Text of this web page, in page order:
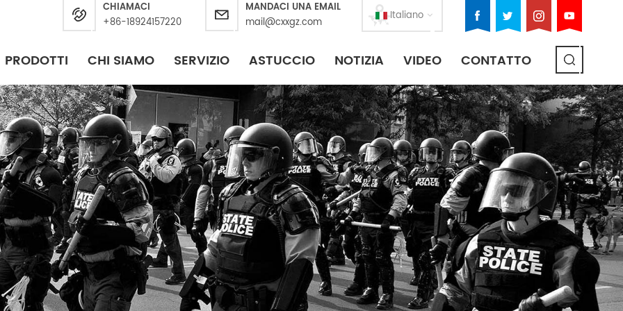
Italiano
CHIAMACI
+86-18924157220
MANDACI UNA EMAIL
mail@cxxgz.com
PRODOTTI CHI SIAMO SERVIZIO ASTUCCIO NOTIZIA VIDEO CONTATTO